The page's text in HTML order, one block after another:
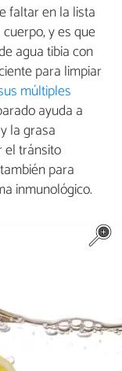
faltar en la lista
y es que
agua tibia con
para limpiar
múltiples
ayuda a
la grasa
el tránsito
para
inmunológico.